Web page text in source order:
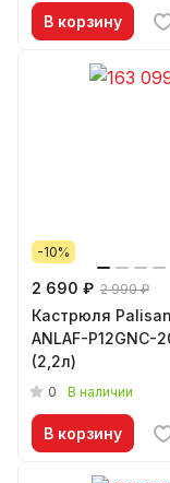
В корзину
-10%
2 690 ₽ 2 990 ₽
Кастрюля
ANLAF-P12GNC-
(2,2л)
0 В наличии
В корзину